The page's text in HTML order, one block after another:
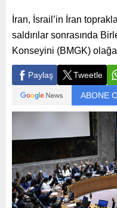
İran, İsrail’in İran
saldırılar sonrasında
Konseyini (BMGK)
Paylaş Tweetle
ABONE